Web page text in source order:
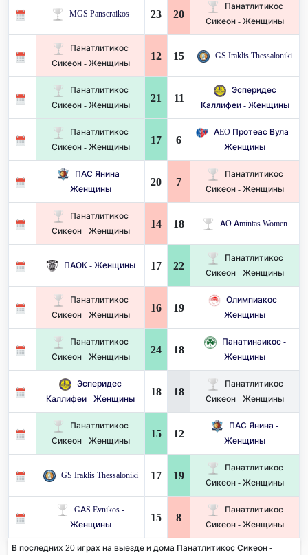
MGS Panseraikos 23 20
Панатлитикос
Сикеон - Женщины
Панатлитикос
Сикеон - Женщины
12 15 GS Iraklis Thessaloniki
Панатлитикос
Сикеон - Женщины
21 11
Эсперидес
Каллифеи - Женщины
Панатлитикос
Сикеон - Женщины
17 6
AEO Протеас Вула -
Женщины
ПАС Янина -
Женщины
20 7
Панатлитикос
Сикеон - Женщины
Панатлитикос
Сикеон - Женщины
14 18 AO Amintas Women
ПАОК - Женщины 17 22
Панатлитикос
Сикеон - Женщины
Панатлитикос
Сикеон - Женщины
16 19
Олимпиакос -
Женщины
Панатлитикос
Сикеон - Женщины
24 18
Панатинаикос -
Женщины
Эсперидес
Каллифеи - Женщины
18 18
Панатлитикос
Сикеон - Женщины
Панатлитикос
Сикеон - Женщины
15 12
ПАС Янина -
Женщины
GS Iraklis Thessaloniki 17 19
Панатлитикос
Сикеон - Женщины
GAS Evnikos -
Женщины
15 8
Панатлитикос
Сикеон - Женщины
В последних 20 играх на выезде и дома Панатлитикос Сикеон -